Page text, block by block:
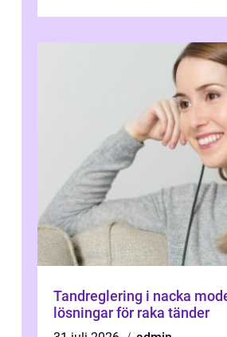
Tandreglering i nacka moderna
lösningar för raka tänder